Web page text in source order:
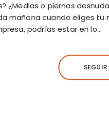
¿Medias o piernas
mañana cuando eliges
podrías estar en lo…
SEGUIR